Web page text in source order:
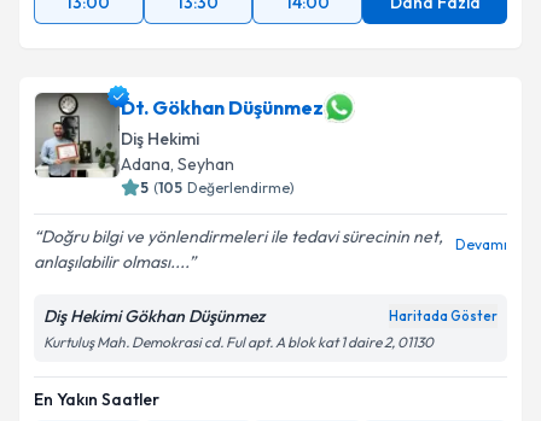
Dt. Gökhan Düşünmez
Diş Hekimi
Adana, Seyhan
5 (105 Değerlendirme)
Doğru bilgi ve yönlendirmeleri ile tedavi sürecinin net,
anlaşılabilir olması....
Devamı
Diş Hekimi Gökhan Düşünmez Haritada Göster
Kurtuluş Mah. Demokrasi cd. Ful apt. A blok kat 1 daire 2, 01130
En Yakın Saatler